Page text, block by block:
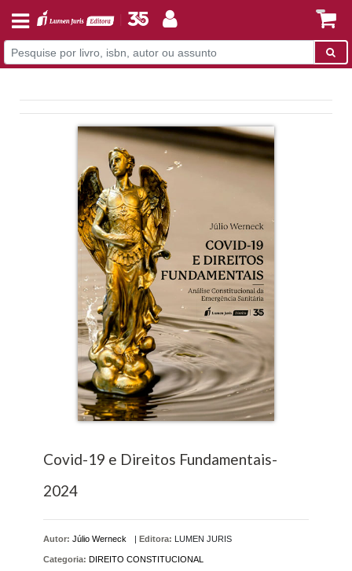
Covid-19 e Direitos Fundamentais-
2024
Autor: Júlio Werneck Editora: LUMEN JURIS
Categoria: DIREITO CONSTITUCIONAL